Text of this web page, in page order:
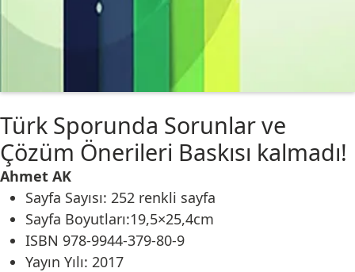
Türk Sporunda Sorunlar ve
Çözüm Önerileri Baskısı kalmadı!
Ahmet AK
Sayfa Sayısı: 252 renkli sayfa
Sayfa Boyutları:19,5×25,4cm
ISBN 978-9944-379-80-9
Yayın Yılı: 2017